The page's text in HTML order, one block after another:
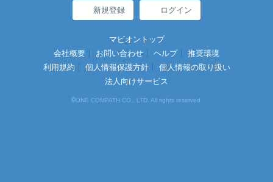
新規登録 ログイン
マピオントップ
会社概要
お問い合わせ ヘルプ
推奨環境
利用規約
個人情報保護方針
個人情報の取り扱い
法人向けサービス
©ONE COMPATH CO., LTD. All rights reserved.